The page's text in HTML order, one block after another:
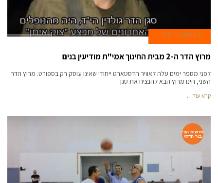
22 באוקטובר 2017
מרוץ הדר ה-2 מבית החינוך אמי"ת מודיעין בנים
לפני מספר ימים עלה לאוויר הדסטארט ייחודי שאינו עוסק רק בספורט. מרוץ הדר
השני, הינו מרוץ הבא להנציח את סגן
קרא עוד ←
חדשות הצי
בור הדתי